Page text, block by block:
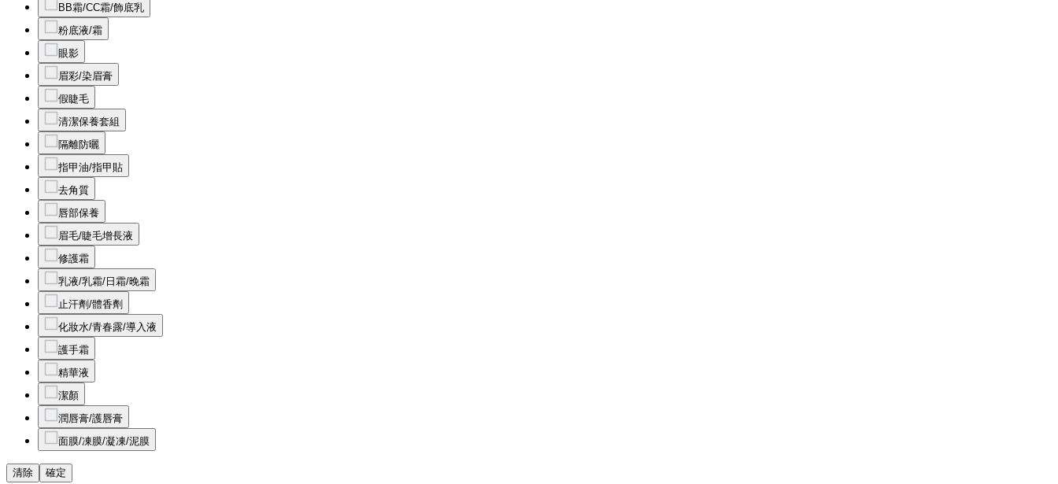
BB霜/CC霜/飾底乳
粉底液/霜
眼影
眉彩/染眉膏
假睫毛
清潔保養套組
隔離防曬
指甲油/指甲貼
去角質
唇部保養
眉毛/睫毛增長液
修護霜
乳液/乳霜/日霜/晚霜
止汗劑/體香劑
化妝水/青春露/導入液
護手霜
精華液
潔顏
潤唇膏/護唇膏
面膜/凍膜/凝凍/泥膜
清除 確定